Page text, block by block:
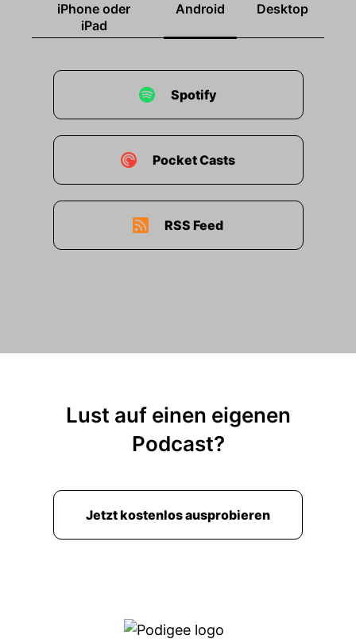
iPhone oder
iPad
Android Desktop
Spotify
Pocket Casts
RSS Feed
Lust auf einen eigenen
Podcast?
Jetzt kostenlos ausprobieren